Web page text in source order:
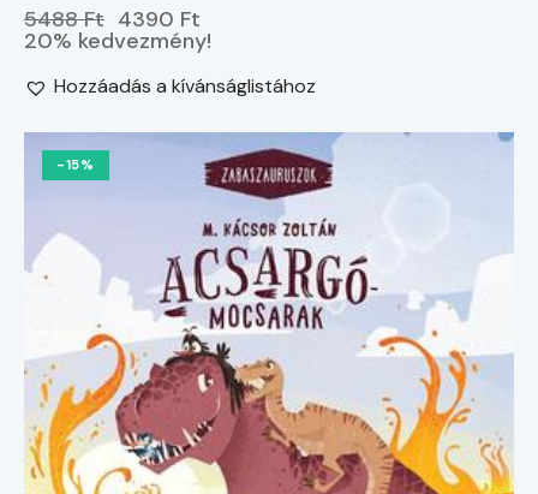
5488 Ft 4390 Ft
20% kedvezmény!
Hozzáadás a kívánságlistához
-15%